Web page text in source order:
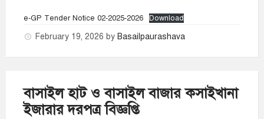
e-GP Tender Notice 02-2025-2026 Download
February 19, 2026 by Basailpaurashava
বাসাইল হাট ও বাসাইল বাজার কসাইখানা
ইজারার দরপত্র বিজ্ঞপ্তি